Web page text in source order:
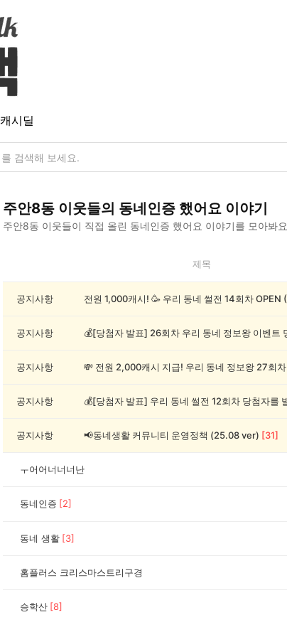
캐시딜
주안8동 이웃들의 동네인증 했어요 이야기
주안8동 이웃들이 직접 올린 동네인증 했어요 이야기를 모아봐요
8
록
제목
공지사항
공지사항
공지사항
공지사항
공지사항 📢동네생활 커뮤니티 운영정책 (25.08 ver) [31]
ㅜ어어너너너난
동네인증 [2]
동네 생활 [3]
홈플러스 크리스마스트리구경
승학산 [8]